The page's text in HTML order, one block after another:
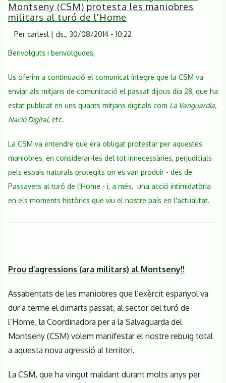
Montseny (CSM) protesta les maniobres
militars al turó de l'Home
Per carlesl | ds., 30/08/2014 - 10:22
Benvolguts i benvolgudes,
Us oferim a continuació el comunicat íntegre que la CSM va
enviar als mitjans de comunicació el passat dijous dia 28, que ha
estat publicat en uns quants mitjans digitals com La Vanguardia,
Nació Digital, etc.
La CSM va entendre que era obligat protestar per aquestes
maniobres, en considerar-les del tot innecessàries, perjudicials
pels espais naturals protegits on es van produir - des de
Passavets al turó de l'Home - i, a més, una acció intimidatòria
en els moments històrics que viu el nostre país en l'actualitat.
Prou d’agressions (ara militars) al Montseny!!
Assabentats de les maniobres que l’exèrcit espanyol va
dur a terme el dimarts passat, al sector del turó de
l’Home, la Coordinadora per a la Salvaguarda del
Montseny (CSM) volem manifestar el nostre rebuig total
a aquesta nova agressió al territori.
La CSM, que ha vingut maldant durant molts anys per